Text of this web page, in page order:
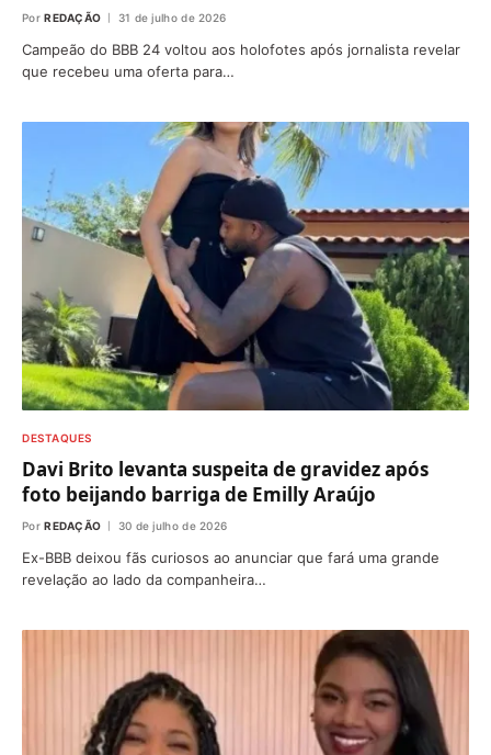
Por REDAÇÃO 31 de julho de 2026
Campeão do BBB 24 voltou aos holofotes após jornalista revelar
que recebeu uma oferta para…
DESTAQUES
Davi Brito levanta suspeita de gravidez após
foto beijando barriga de Emilly Araújo
Por REDAÇÃO 30 de julho de 2026
Ex-BBB deixou fãs curiosos ao anunciar que fará uma grande
revelação ao lado da companheira…